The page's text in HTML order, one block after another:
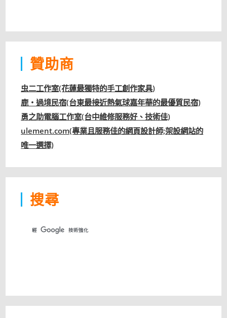
贊助商
虫二工作室(花蓮最獨特的手工創作家具)
鹿‧過境民宿(台東最接近熱氣球嘉年華的最優質民宿)
勇之助電腦工作室(台中維修服務好、技術佳)
ulement.com(專業且服務佳的網頁設計師;架設網站的
唯一選擇)
搜尋